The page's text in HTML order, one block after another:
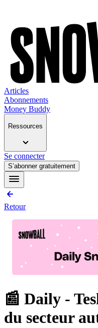
Articles
Abonnements
Money Buddy
Ressources
Se connecter
S’abonner gratuitement
Retour
📰 Daily -
du secteur